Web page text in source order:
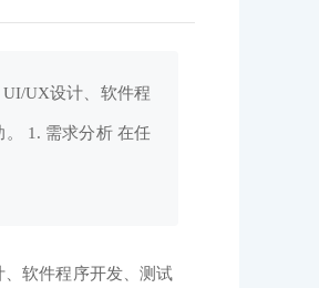
UX设计、软件程
1. 需求分析 在任
软件程序开发、测试